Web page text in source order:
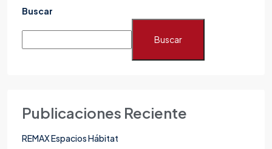
Buscar
Buscar
Publicaciones Reciente
REMAX Espacios Hábitat